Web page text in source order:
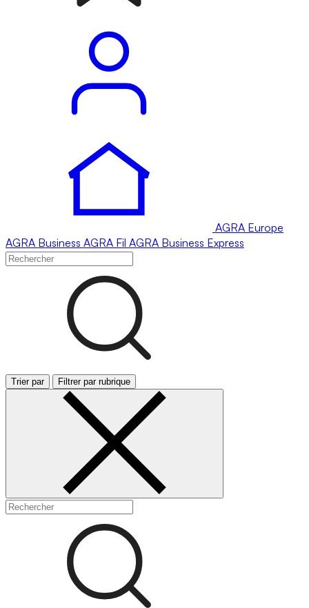
AGRA Europe
AGRA Business AGRA Fil AGRA Business Express
Trier par Filtrer par rubrique